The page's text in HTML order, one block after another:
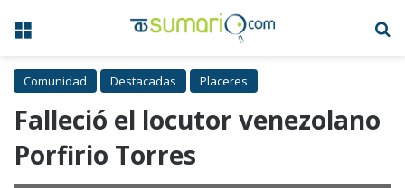
Menú
Comunidad Destacadas Placeres
Falleció el locutor venezolano
Porfirio Torres